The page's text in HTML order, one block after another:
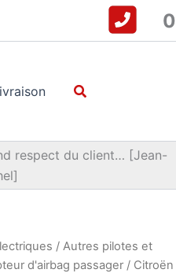
Rechercher
respect du client… [Jean-
/ Autres pilotes et
d'airbag passager /